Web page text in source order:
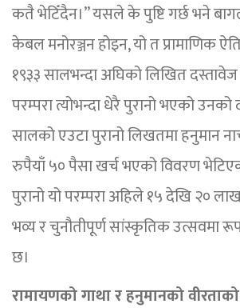
कतै भेटिँदैन।” यसले के पुष्टि गर्छ भने
केबल मनोरञ्जन होइन, यो त प्रामाणिक
१९३३ सालभन्दा अघिको लिखित
परम्परा त्योभन्दा धेरै पुरानो भएको उनको
सालको एउटा पुरानो लिखतमा हनुमान
रुपैयाँ ५० पैसा खर्च भएको विवरण
पुरानो यो परम्परा अहिले १५ देखि २०
भव्य र चुनौतीपूर्ण सांस्कृतिक उत्सवमा
छ।
रामायणको गाथा र हनुमानको